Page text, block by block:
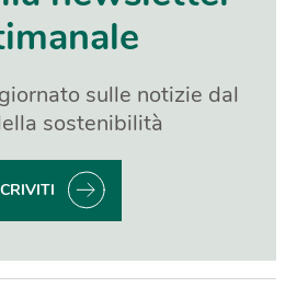
sulle notizie dal
sostenibilità